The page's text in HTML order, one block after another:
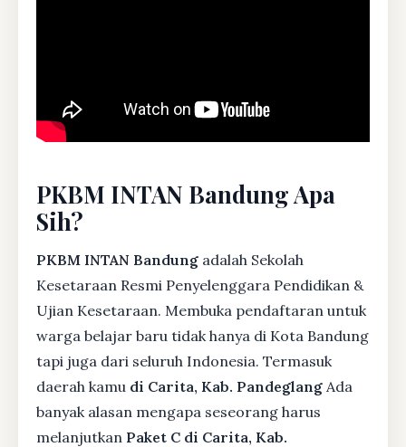
PKBM INTAN Bandung Apa
Sih?
PKBM INTAN Bandung adalah Sekolah
Kesetaraan Resmi Penyelenggara Pendidikan &
Ujian Kesetaraan. Membuka pendaftaran untuk
warga belajar baru tidak hanya di Kota Bandung
tapi juga dari seluruh Indonesia. Termasuk
daerah kamu di Carita, Kab. Pandeglang Ada
banyak alasan mengapa seseorang harus
melanjutkan Paket C di Carita, Kab.